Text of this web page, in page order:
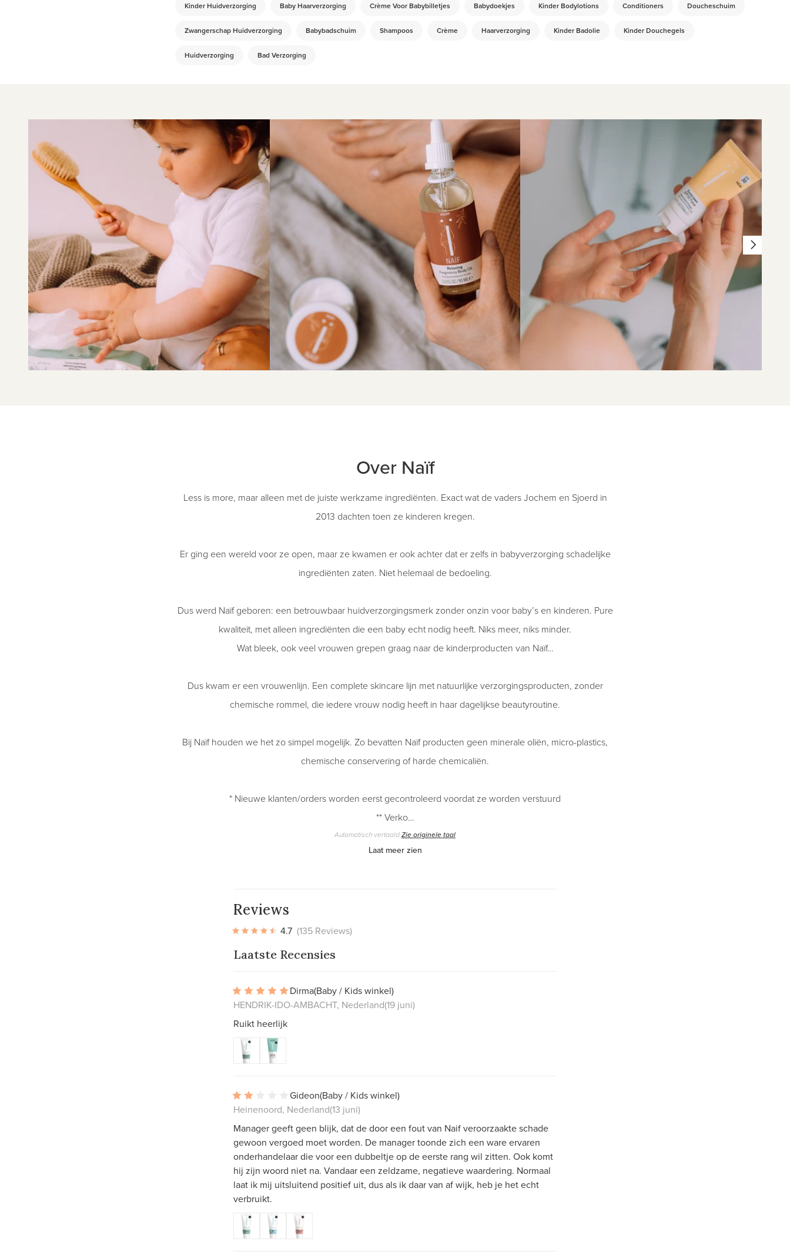
Kinder Huidverzorging Baby Haarverzorging Crème Voor Babybilletjes Babydoekjes Kinder Bodylotions Conditioners Doucheschuim
Zwangerschap Huidverzorging Babybadschuim Shampoos Crème Haarverzorging Kinder Badolie Kinder Douchegels
Huidverzorging Bad Verzorging
Over Naïf
Less is more, maar alleen met de juiste werkzame ingrediënten. Exact wat de vaders Jochem en Sjoerd in
2013 dachten toen ze kinderen kregen.
Er ging een wereld voor ze open, maar ze kwamen er ook achter dat er zelfs in babyverzorging schadelijke
ingrediënten zaten. Niet helemaal de bedoeling.
Dus werd Naïf geboren: een betrouwbaar huidverzorgingsmerk zonder onzin voor baby’s en kinderen. Pure
kwaliteit, met alleen ingrediënten die een baby echt nodig heeft. Niks meer, niks minder.
Wat bleek, ook veel vrouwen grepen graag naar de kinderproducten van Naïf…
Dus kwam er een vrouwenlijn. Een complete skincare lijn met natuurlijke verzorgingsproducten, zonder
chemische rommel, die iedere vrouw nodig heeft in haar dagelijkse beautyroutine.
Bij Naïf houden we het zo simpel mogelijk. Zo bevatten Naïf producten geen minerale oliën, micro-plastics,
chemische conservering of harde chemicaliën.
* Nieuwe klanten/orders worden eerst gecontroleerd voordat ze worden verstuurd
** Verko…
Automatisch vertaaldZie originele taal
Laat meer zien
Reviews
4.7 (135 Reviews)
Laatste Recensies
Dirma(Baby / Kids winkel)
HENDRIK-IDO-AMBACHT, Nederland(19 juni)
Ruikt heerlijk
Gideon(Baby / Kids winkel)
Heinenoord, Nederland(13 juni)
Manager geeft geen blijk, dat de door een fout van Naif veroorzaakte schade
gewoon vergoed moet worden. De manager toonde zich een ware ervaren
onderhandelaar die voor een dubbeltje op de eerste rang wil zitten. Ook komt
hij zijn woord niet na. Vandaar een zeldzame, negatieve waardering. Normaal
laat ik mij uitsluitend positief uit, dus als ik daar van af wijk, heb je het echt
verbruikt.